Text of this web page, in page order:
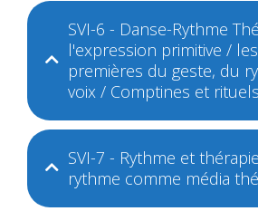
SVI-6 - Danse-Rythme
l'expression primitive /
premières du geste, du
voix / Comptines et rituels
SVI-7 - Rythme et
rythme comme média